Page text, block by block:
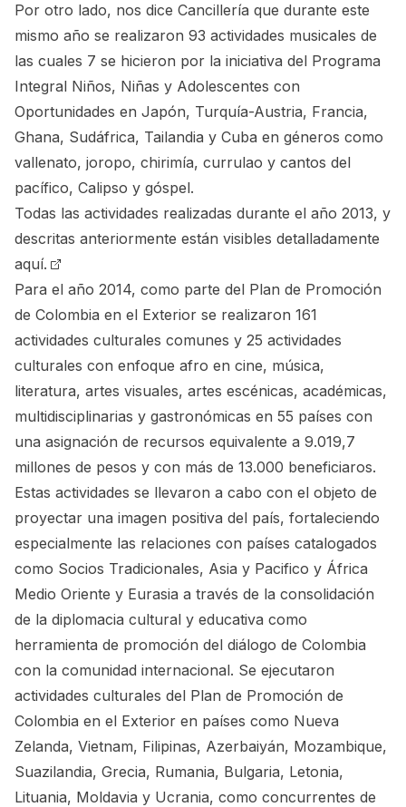
Por otro lado, nos dice Cancillería que durante este
mismo año se realizaron 93 actividades musicales de
las cuales 7 se hicieron por la iniciativa del Programa
Integral Niños, Niñas y Adolescentes con
Oportunidades en Japón, Turquía-Austria, Francia,
Ghana, Sudáfrica, Tailandia y Cuba en géneros como
vallenato, joropo, chirimía, currulao y cantos del
pacífico, Calipso y góspel.
Todas las actividades realizadas durante el año 2013, y
descritas anteriormente están visibles detalladamente
aquí.
Para el año 2014, como parte del Plan de Promoción
de Colombia en el Exterior se realizaron 161
actividades culturales comunes y 25 actividades
culturales con enfoque afro en cine, música,
literatura, artes visuales, artes escénicas, académicas,
multidisciplinarias y gastronómicas en 55 países con
una asignación de recursos equivalente a 9.019,7
millones de pesos y con más de 13.000 beneficiaros.
Estas actividades se llevaron a cabo con el objeto de
proyectar una imagen positiva del país, fortaleciendo
especialmente las relaciones con países catalogados
como Socios Tradicionales, Asia y Pacifico y África
Medio Oriente y Eurasia a través de la consolidación
de la diplomacia cultural y educativa como
herramienta de promoción del diálogo de Colombia
con la comunidad internacional. Se ejecutaron
actividades culturales del Plan de Promoción de
Colombia en el Exterior en países como Nueva
Zelanda, Vietnam, Filipinas, Azerbaiyán, Mozambique,
Suazilandia, Grecia, Rumania, Bulgaria, Letonia,
Lituania, Moldavia y Ucrania, como concurrentes de